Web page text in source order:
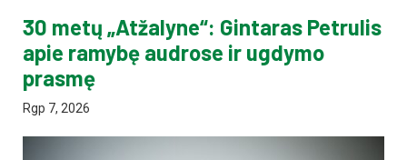
30 metų „Atžalyne“: Gintaras Petrulis
apie ramybę audrose ir ugdymo
prasmę
Rgp 7, 2026